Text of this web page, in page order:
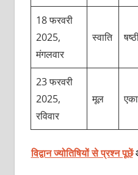
18 फरवरी
2025,
मंगलवार
स्वाति
23 फरवरी
2025,
रविवार
मूल
विद्वान ज्योतिषियों से प्रश्न पूछें